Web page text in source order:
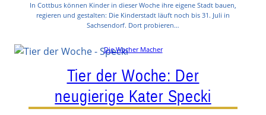
In Cottbus können Kinder in dieser Woche ihre eigene Stadt bauen,
regieren und gestalten: Die Kinderstadt läuft noch bis 31. Juli in
Sachsendorf. Dort probieren…
Die Wacher Macher
Tier der Woche: Der
neugierige Kater Specki